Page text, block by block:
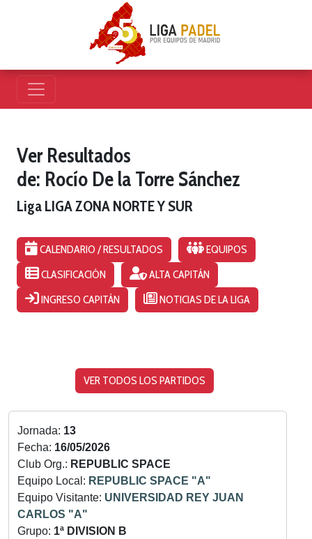
Ver Resultados
de: Rocío De la Torre Sánchez
Liga LIGA ZONA NORTE Y SUR
CALENDARIO / RESULTADOS
EQUIPOS
CLASIFICACIÓN
ALTA CAPITÁN
INGRESO CAPITÁN
NOTICIAS DE LA LIGA
VER TODOS LOS PARTIDOS
Jornada: 13
Fecha: 16/05/2026
Club Org.: REPUBLIC SPACE
Equipo Local: REPUBLIC SPACE "A"
Equipo Visitante: UNIVERSIDAD REY JUAN
CARLOS "A"
Grupo: 1ª DIVISION B